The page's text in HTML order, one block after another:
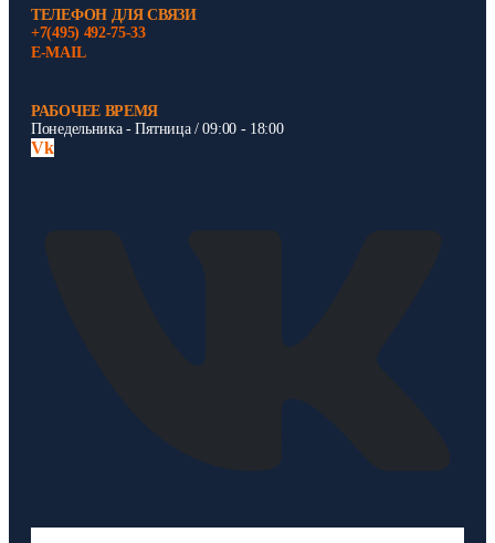
ТЕЛЕФОН ДЛЯ СВЯЗИ
+7(495) 492-75-33
E-MAIL
РАБОЧЕЕ ВРЕМЯ
Понедельника - Пятница / 09:00 - 18:00
Vk